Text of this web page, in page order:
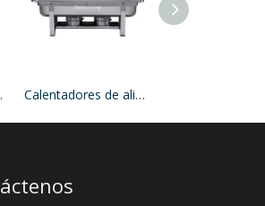
de 9 litros Calentadores de alimentos plegables económicos para fiestas